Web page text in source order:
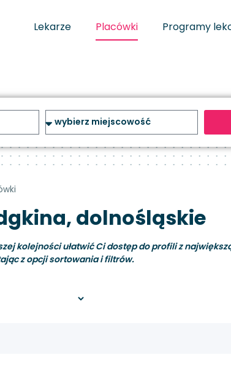
Lekarze Placówki Programy
dolnośląskie
kolejności ułatwić Ci dostęp do profili z
z opcji sortowania i filtrów.